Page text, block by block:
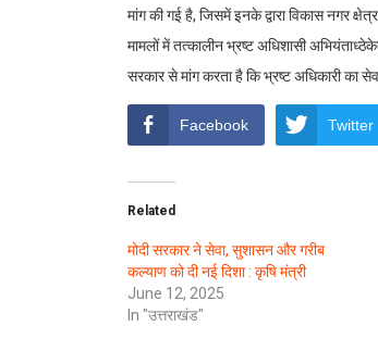
मांग की गई है, जिसमें इनके द्वारा विकास नगर
मामलों में तत्कालीन भ्रष्ट अधिशासी
सरकार से मांग करता है कि भ्रष्ट अधिकारी का
Facebook Twitter
Related
मोदी सरकार ने सेवा, सुशासन और गरीब
कल्याण को दी नई दिशा : कृषि मंत्री
June 12, 2025
In "उत्तराखंड"